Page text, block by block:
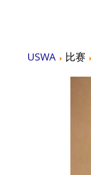
USWA 比赛